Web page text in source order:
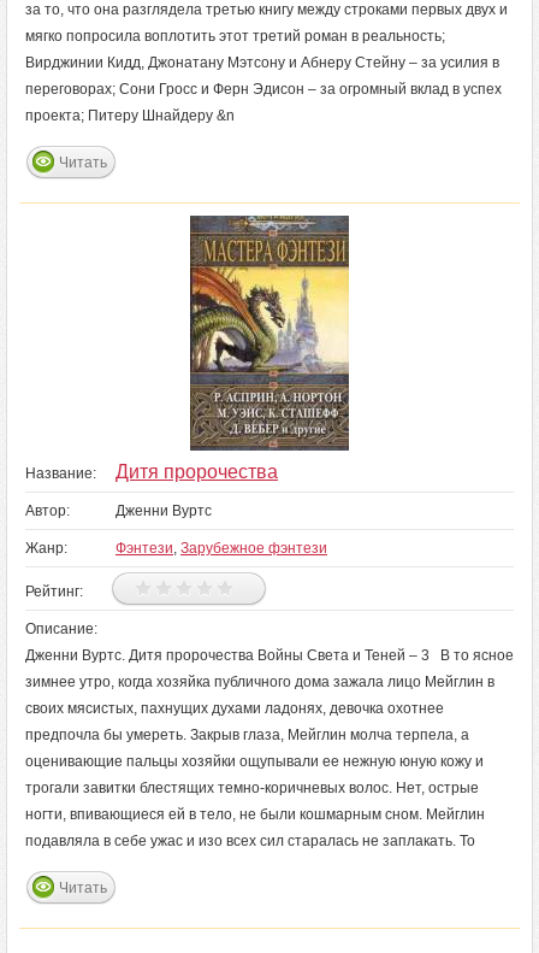
за то, что она разглядела третью книгу между строками первых двух и
мягко попросила воплотить этот третий роман в реальность;
Вирджинии Кидд, Джонатану Мэтсону и Абнеру Стейну – за усилия в
переговорах; Сони Гросс и Ферн Эдисон – за огромный вклад в успех
проекта; Питеру Шнайдеру &n
Читать
Название: Дитя пророчества
Автор: Дженни Вуртс
Жанр: Фэнтези, Зарубежное фэнтези
Рейтинг:
Описание:
Дженни Вуртс. Дитя пророчества Войны Света и Теней – 3 В то ясное
зимнее утро, когда хозяйка публичного дома зажала лицо Мейглин в
своих мясистых, пахнущих духами ладонях, девочка охотнее
предпочла бы умереть. Закрыв глаза, Мейглин молча терпела, а
оценивающие пальцы хозяйки ощупывали ее нежную юную кожу и
трогали завитки блестящих темно-коричневых волос. Нет, острые
ногти, впивающиеся ей в тело, не были кошмарным сном. Мейглин
подавляла в себе ужас и изо всех сил старалась не заплакать. То
Читать